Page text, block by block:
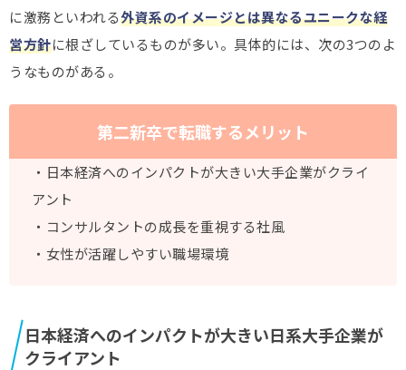
に激務といわれる外資系のイメージとは異なるユニークな経
営方針に根ざしているものが多い。具体的には、次の3つのよ
うなものがある。
第二新卒で転職するメリット
・日本経済へのインパクトが大きい大手企業がクライ
アント
・コンサルタントの成長を重視する社風
・女性が活躍しやすい職場環境
日本経済へのインパクトが大きい日系大手企業が
クライアント